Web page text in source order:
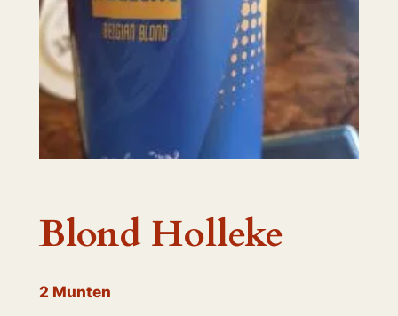
Blond Holleke
2 Munten